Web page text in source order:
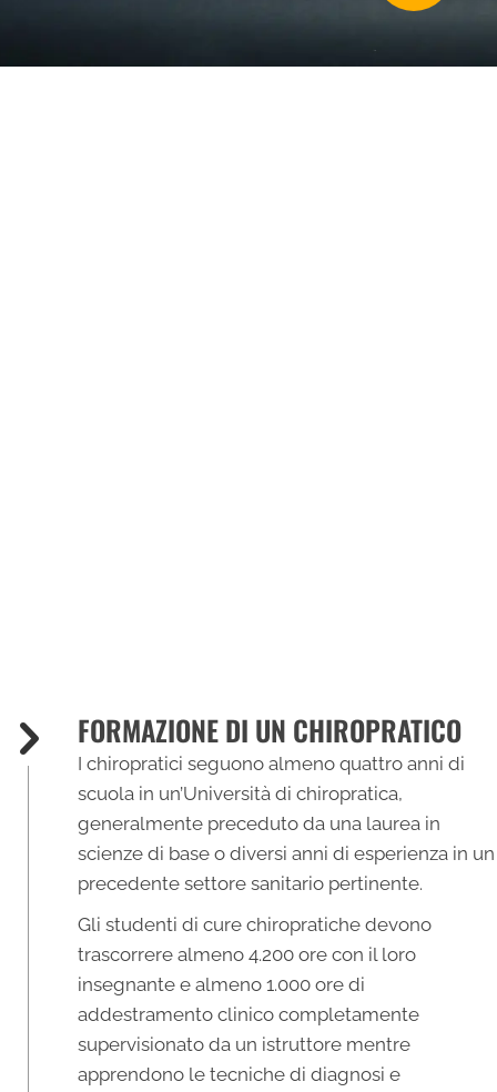
10:00 - 13:00
FORMAZIONE DI UN CHIROPRATICO
I chiropratici seguono almeno quattro anni di
scuola in un’Università di chiropratica,
generalmente preceduto da una laurea in
scienze di base o diversi anni di esperienza in un
precedente settore sanitario pertinente.
Gli studenti di cure chiropratiche devono
trascorrere almeno 4.200 ore con il loro
insegnante e almeno 1.000 ore di
addestramento clinico completamente
supervisionato da un istruttore mentre
apprendono le tecniche di diagnosi e